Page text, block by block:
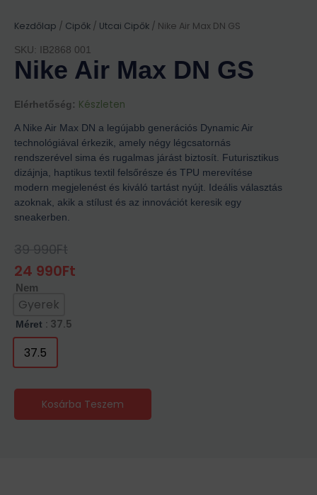
Kezdőlap / Cipők / Utcai Cipők / Nike Air Max DN GS
SKU: IB2868 001
Nike Air Max DN GS
Elérhetőség: Készleten
A Nike Air Max DN a legújabb generációs Dynamic Air
technológiával érkezik, amely négy légcsatornás
rendszerével sima és rugalmas járást biztosít. Futurisztikus
dizájnja, haptikus textil felsőrésze és TPU merevítése
modern megjelenést és kiváló tartást nyújt. Ideális választás
azoknak, akik a stílust és az innovációt keresik egy
sneakerben.
39 990Ft
Original
Was:
39
990Ft.
24 990Ft
Current
Is:
24
990Ft.
Nem
Gyerek
Méret : 37.5
37.5
Kosárba Teszem